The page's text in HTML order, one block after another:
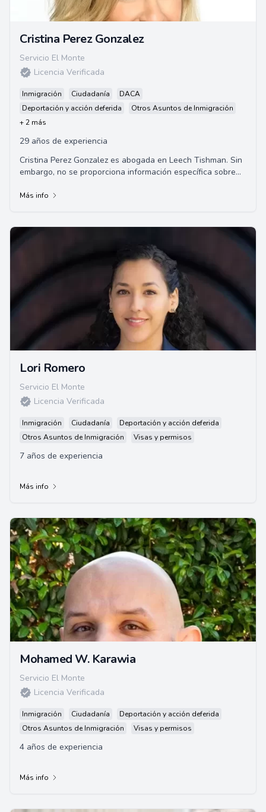
Cristina Perez Gonzalez
Servicio El Monte
Licencia Verificada
Inmigración Ciudadanía
DACA
Deportación y acción deferida
Otros Asuntos de Inmigración
+ 2 más
29 años de experiencia
Cristina Perez Gonzalez es abogada en Leech Tishman. Sin
embargo, no se proporciona información específica sobre
Más info
Lori Romero
Servicio El Monte
Licencia Verificada
Inmigración Ciudadanía
Deportación y acción deferida
Otros Asuntos de Inmigración
Visas y permisos
7 años de experiencia
Más info
Mohamed W. Karawia
Servicio El Monte
Licencia Verificada
Inmigración Ciudadanía
Deportación y acción deferida
Otros Asuntos de Inmigración
Visas y permisos
4 años de experiencia
Más info